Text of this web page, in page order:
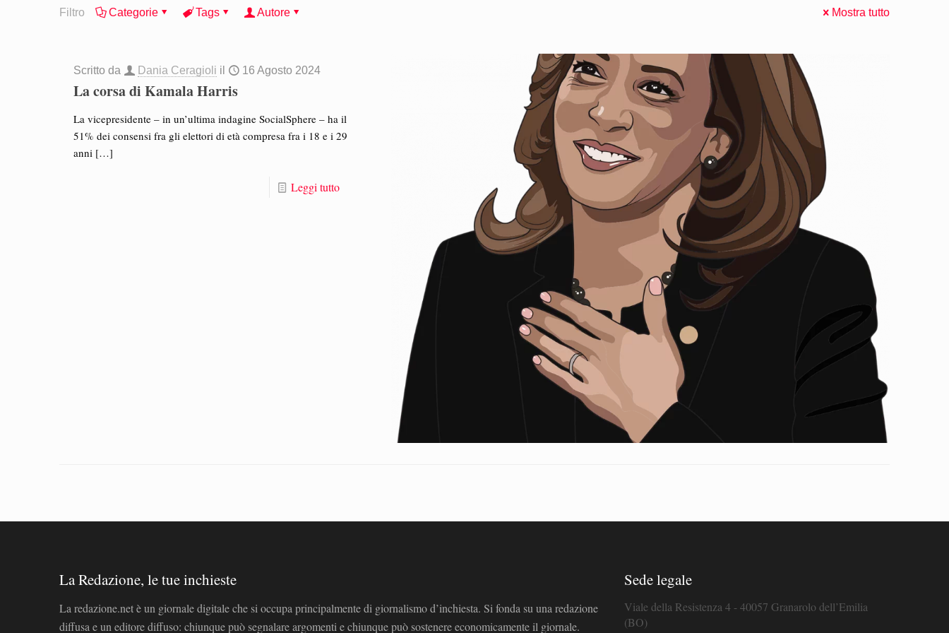
Filtro Categorie Tags Autore Mostra tutto
Scritto da Dania Ceragioli il 16 Agosto 2024
La corsa di Kamala Harris
La vicepresidente – in un’ultima indagine SocialSphere – ha il
51% dei consensi fra gli elettori di età compresa fra i 18 e i 29
anni […]
Leggi tutto
La Redazione, le tue inchieste
La redazione.net è un giornale digitale che si occupa principalmente di giornalismo d’inchiesta. Si fonda su una redazione
diffusa e un editore diffuso: chiunque può segnalare argomenti e chiunque può sostenere economicamente il giornale.
Sede legale
Viale della Resistenza 4 - 40057 Granarolo dell’Emilia
(BO)